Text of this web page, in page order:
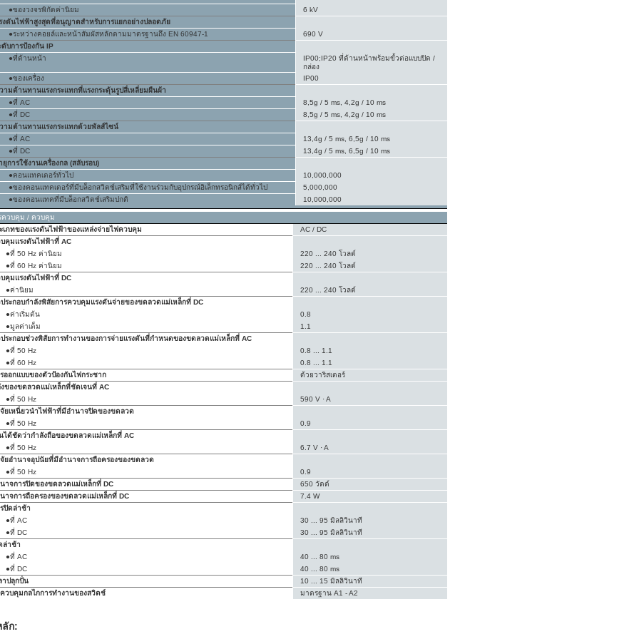
●ของวงจรพิกัดค่านิยม
6 kV
งดันไฟฟ้าสูงสุดที่อนุญาตสำหรับการแยกอย่างปลอดภัย
●ระหว่างคอยล์และหน้าสัมผัสหลักตามมาตรฐานถึง EN 60947-1
690 V
ดับการป้องกัน IP
●ที่ด้านหน้า
IP00;IP20 ที่ด้านหน้าพร้อมขั้วต่อแบบปิด /
กล่อง
●ของเครื่อง
IP00
ามต้านทานแรงกระแทกที่แรงกระตุ้นรูปสี่เหลี่ยมผืนผ้า
●ที่ AC
8,5g / 5 ms, 4,2g / 10 ms
●ที่ DC
8,5g / 5 ms, 4,2g / 10 ms
ามต้านทานแรงกระแทกด้วยพัลส์ไซน์
●ที่ AC
13,4g / 5 ms, 6,5g / 10 ms
●ที่ DC
13,4g / 5 ms, 6,5g / 10 ms
ยุการใช้งานเครื่องกล (สลับรอบ)
●คอนแทคเตอร์ทั่วไป
10,000,000
●ของคอนแทคเตอร์ที่มีบล็อกสวิตช์เสริมที่ใช้งานร่วมกับอุปกรณ์อิเล็กทรอนิกส์ได้ทั่วไป
5,000,000
●ของคอนแทคที่มีบล็อกสวิตช์เสริมปกติ
10,000,000
ควบคุม / ควบคุม
เภทของแรงดันไฟฟ้าของแหล่งจ่ายไฟควบคุม
AC / DC
คุมแรงดันไฟฟ้าที่ AC
●ที่ 50 Hz ค่านิยม
220 ... 240 โวลต์
●ที่ 60 Hz ค่านิยม
220 ... 240 โวลต์
คุมแรงดันไฟฟ้าที่ DC
●ค่านิยม
220 ... 240 โวลต์
ระกอบกำลังพิสัยการควบคุมแรงดันจ่ายของขดลวดแม่เหล็กที่ DC
●ค่าเริ่มต้น
0.8
●มูลค่าเต็ม
1.1
ระกอบช่วงพิสัยการทำงานของการจ่ายแรงดันที่กำหนดของขดลวดแม่เหล็กที่ AC
●ที่ 50 Hz
0.8 ... 1.1
●ที่ 60 Hz
0.8 ... 1.1
ออกแบบของตัวป้องกันไฟกระชาก
ด้วยวาริสเตอร์
ของขดลวดแม่เหล็กที่ชัดเจนที่ AC
●ที่ 50 Hz
590 V · A
ยเหนี่ยวนำไฟฟ้าที่มีอำนาจปิดของขดลวด
●ที่ 50 Hz
0.9
ได้ชัดว่ากำลังถือของขดลวดแม่เหล็กที่ AC
●ที่ 50 Hz
6.7 V · A
ยอำนาจอุปนัยที่มีอำนาจการถือครองของขดลวด
●ที่ 50 Hz
0.9
าจการปิดของขดลวดแม่เหล็กที่ DC
650 วัตต์
าจการถือครองของขดลวดแม่เหล็กที่ DC
7.4 W
ปิดล่าช้า
●ที่ AC
30 ... 95 มิลลิวินาที
●ที่ DC
30 ... 95 มิลลิวินาที
ล่าช้า
●ที่ AC
40 ... 80 ms
●ที่ DC
40 ... 80 ms
าปลุกปั่น
10 ... 15 มิลลิวินาที
วบคุมกลไกการทำงานของสวิตช์
มาตรฐาน A1 - A2
ก: